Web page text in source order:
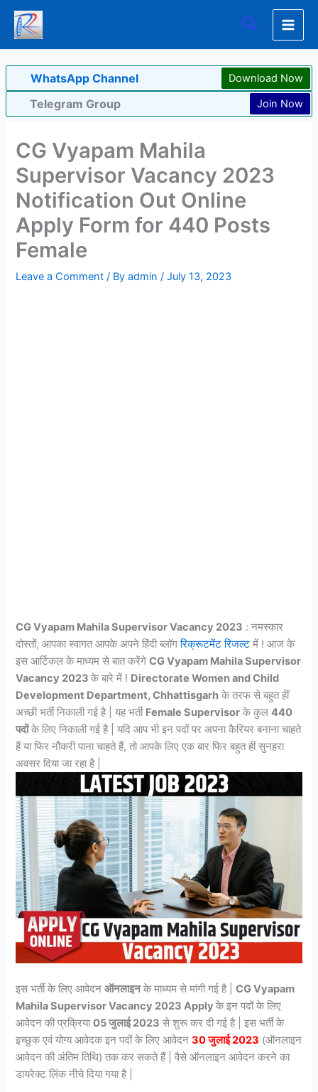
Skip
content
Search
WhatsApp Channel Download Now
Telegram Group Join Now
CG Vyapam Mahila
Supervisor Vacancy 2023
Notification Out Online
Apply Form for 440 Posts
Female
Leave a Comment / Byadmin/July 13, 2023
CG Vyapam Mahila Supervisor Vacancy 2023 : नमस्कार
दोस्तों, आपका स्वागत आपके अपने हिंदी ब्लॉगरिक्रूटमेंट रिजल्ट में ! आज के
इस आर्टिकल के माध्यम से बात करेंगेCG Vyapam Mahila Supervisor
Vacancy 2023 के बारे में ! Directorate Women and Child
Development Department, Chhattisgarh के तरफ से बहुत हीं
अच्छी भर्ती निकाली गई है | यह भर्ती Female Supervisor के कुल440
पदोंके लिए निकाली गई है | यदि आप भी इन पदों पर अपना कैरियर बनाना चाहते
हैं या फिर नौकरी पाना चाहते हैं, तो आपके लिए एक बार फिर बहुत हीं सुनहरा
अवसर दिया जा रहा है |
इस भर्ती के लिए आवेदनऑनलाइनके माध्यम से मांगी गई है |CG Vyapam
Mahila Supervisor Vacancy 2023 Applyके इन पदों के लिए
आवेदन की प्रक्रिया05 जुलाई 2023 से शुरू कर दी गई है | इस भर्ती के
इच्छुक एवं योग्य आवेदक इन पदों के लिए आवेदन30 जुलाई 2023 (ऑनलाइन
आवेदन की अंतिम तिथि) तक कर सकते हैं | वैसे ऑनलाइन आवेदन करने का
डायरेक्ट लिंक नीचे दिया गया है |